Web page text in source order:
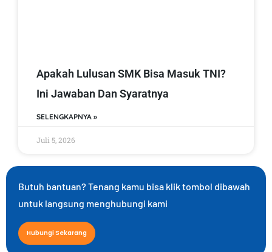
Apakah Lulusan SMK Bisa Masuk TNI?
Ini Jawaban Dan Syaratnya
SELENGKAPNYA »
Juli 5, 2026
Butuh bantuan? Tenang kamu bisa klik tombol dibawah
untuk langsung menghubungi kami
Hubungi Sekarang